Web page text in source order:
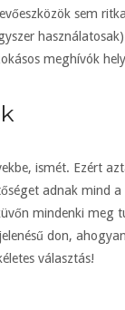
sem
meghívók
ismét. Ezért
adnak mind
mindenki meg
don,
választás!